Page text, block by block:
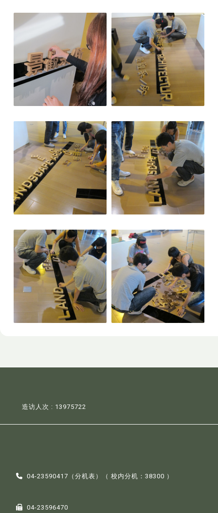
造访人次 : 13975722
04-23590417（分机表 ）（ 校内分机：38300 ）
04-23596470